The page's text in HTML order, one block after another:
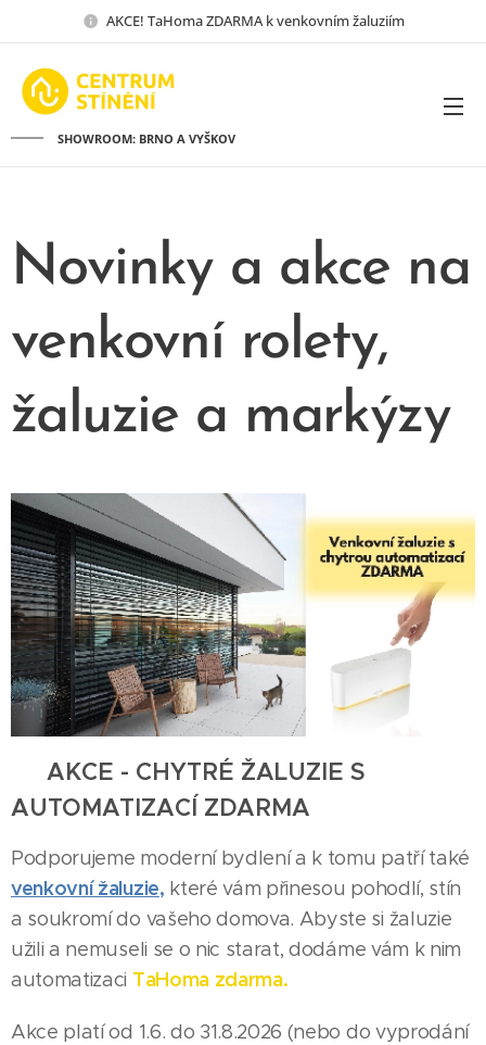
AKCE! TaHoma ZDARMA k venkovním žaluziím
SHOWROOM: BRNO A VYŠKOV
Novinky a akce na
venkovní rolety,
žaluzie a markýzy
AKCE - CHYTRÉ ŽALUZIE S
AUTOMATIZACÍ ZDARMA
Podporujeme moderní bydlení a k tomu patří také
venkovní žaluzie, které vám přinesou pohodlí, stín
a soukromí do vašeho domova. Abyste si žaluzie
užili a nemuseli se o nic starat, dodáme vám k nim
automatizaci TaHoma zdarma.
Akce platí od 1.6. do 31.8.2026 (nebo do vyprodání